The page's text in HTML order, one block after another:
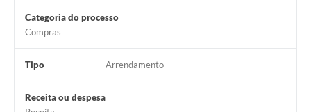
Categoria do processo
Compras
Tipo Arrendamento
Receita ou despesa